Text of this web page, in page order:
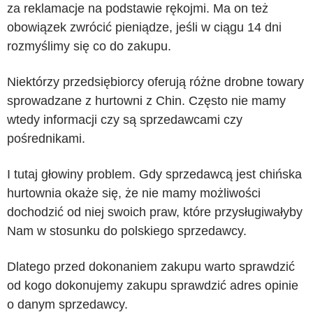
za reklamacje na podstawie rękojmi. Ma on też
obowiązek zwrócić pieniądze, jeśli w ciągu 14 dni
rozmyślimy się co do zakupu.
Niektórzy przedsiębiorcy oferują różne drobne towary
sprowadzane z hurtowni z Chin. Często nie mamy
wtedy informacji czy są sprzedawcami czy
pośrednikami.
I tutaj głowiny problem. Gdy sprzedawcą jest chińska
hurtownia okaże się, że nie mamy możliwości
dochodzić od niej swoich praw, które przysługiwałyby
Nam w stosunku do polskiego sprzedawcy.
Dlatego przed dokonaniem zakupu warto sprawdzić
od kogo dokonujemy zakupu sprawdzić adres opinie
o danym sprzedawcy.